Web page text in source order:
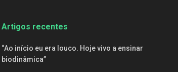
Artigos recentes
“Ao início eu era louco. Hoje vivo a ensinar
biodinâmica”